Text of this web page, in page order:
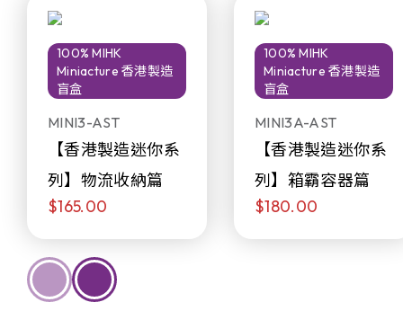
100% MIHK
Miniacture 香港製造
盲盒
MINI3-AST
【香港製造迷你系
列】物流收納篇
$165.00
100% MIHK
Miniacture 香港製造
盲盒
MINI3A-AST
【香港製造迷你系
列】箱霸容器篇
$180.00